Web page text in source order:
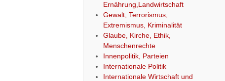
Ernährung,Landwirtschaft
Gewalt, Terrorismus,
Extremismus, Kriminalität
Glaube, Kirche, Ethik,
Menschenrechte
Innenpolitik, Parteien
Internationale Politik
Internationale Wirtschaft und